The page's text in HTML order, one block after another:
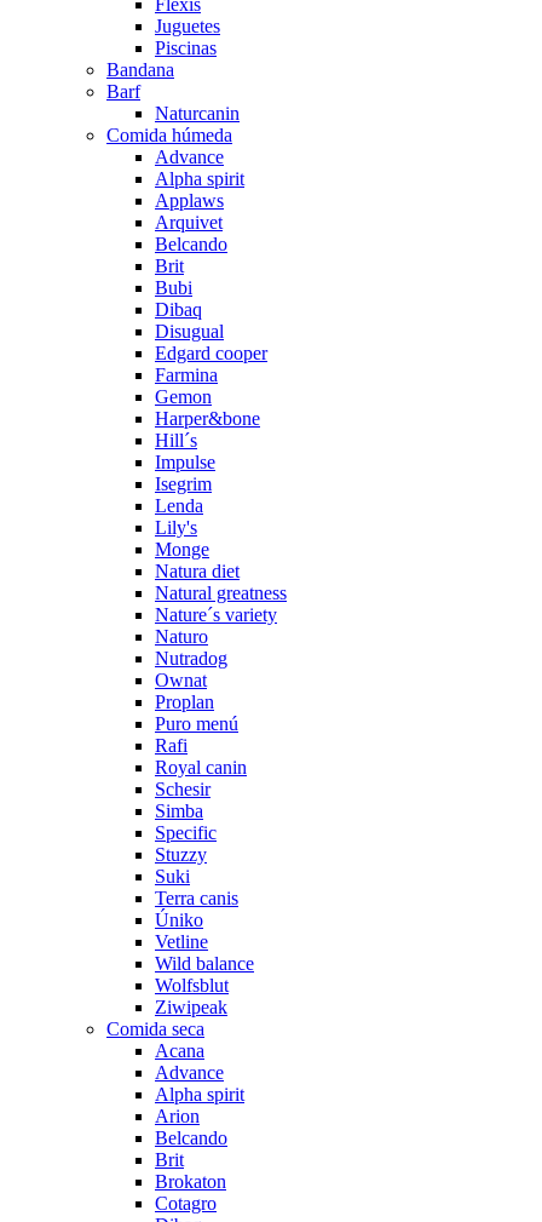
Flexis
Juguetes
Piscinas
Bandana
Barf
Naturcanin
Comida húmeda
Advance
Alpha spirit
Applaws
Arquivet
Belcando
Brit
Bubi
Dibaq
Disugual
Edgard cooper
Farmina
Gemon
Harper&bone
Hill´s
Impulse
Isegrim
Lenda
Lily's
Monge
Natura diet
Natural greatness
Nature´s variety
Naturo
Nutradog
Ownat
Proplan
Puro menú
Rafi
Royal canin
Schesir
Simba
Specific
Stuzzy
Suki
Terra canis
Úniko
Vetline
Wild balance
Wolfsblut
Ziwipeak
Comida seca
Acana
Advance
Alpha spirit
Arion
Belcando
Brit
Brokaton
Cotagro